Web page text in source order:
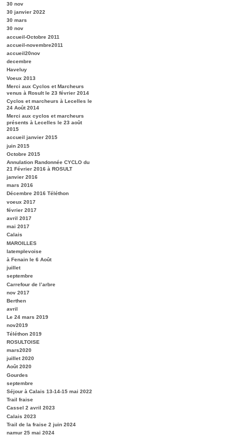
30 nov
30 janvier 2022
30 mars
30 nov
accueil-Octobre 2011
accueil-novembre2011
accueil20nov
decembre
Haveluy
Voeux 2013
Merci aux Cyclos et Marcheurs
venus à Rosult le 23 février 2014
Cyclos et marcheurs à Lecelles le
24 Août 2014
Merci aux cyclos et marcheurs
présents à Lecelles le 23 août
2015
accueil janvier 2015
juin 2015
Octobre 2015
Annulation Randonnée CYCLO du
21 Février 2016 à ROSULT
janvier 2016
mars 2016
Décembre 2016 Téléthon
voeux 2017
février 2017
avril 2017
mai 2017
Calais
MAROILLES
latemplevoise
à Fenain le 6 Août
juillet
septembre
Carrefour de l’arbre
nov 2017
Berthen
avril
Le 24 mars 2019
nov2019
Téléthon 2019
ROSULTOISE
mars2020
juillet 2020
Août 2020
Gourdes
septembre
Séjour à Calais 13-14-15 mai 2022
Trail fraise
Cassel 2 avril 2023
Calais 2023
Trail de la fraise 2 juin 2024
namur 25 mai 2024